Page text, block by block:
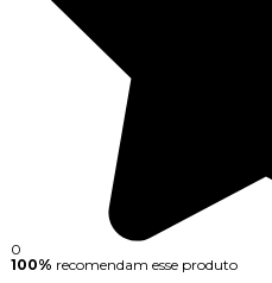
0
100% recomendam esse produto